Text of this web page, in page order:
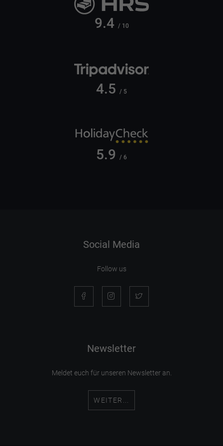
9.4 / 10
4.5 / 5
5.9 / 6
Social Media
Follow us
Newsletter
Meldet euch für unseren Newsletter an.
WEITER...